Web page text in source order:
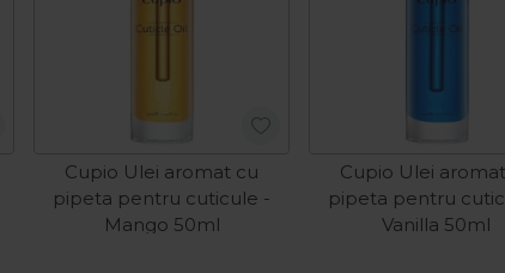
Cupio Ulei aromat cu
pipeta pentru cuticule -
Mango 50ml
Cupio Ulei
pipeta pentru
Vanilla 50ml